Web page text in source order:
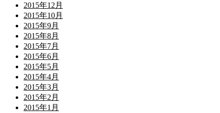
2015年12月
2015年10月
2015年9月
2015年8月
2015年7月
2015年6月
2015年5月
2015年4月
2015年3月
2015年2月
2015年1月